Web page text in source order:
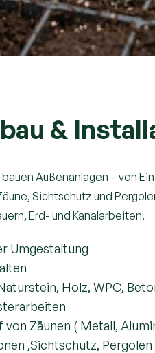
&
Außenanlagen – von
Sichtschutz und
Erd- und Kanalarbeiten.
Umgestaltung
Holz, WPC,
von Zäunen ( Metall,
,Sichtschutz, Pergolen